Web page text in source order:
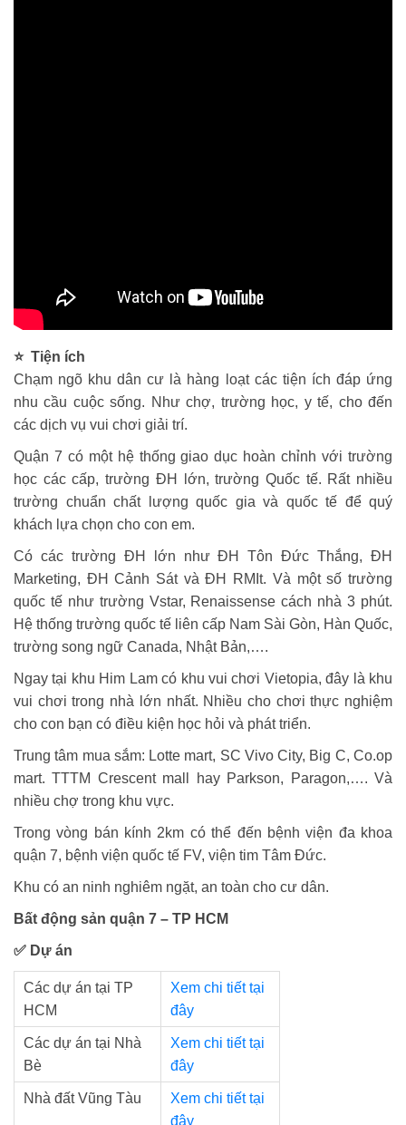
⭐ Tiện ích
Chạm ngõ khu dân cư là hàng loạt các tiện ích đáp ứng
nhu cầu cuộc sống. Như chợ, trường học, y tế, cho đến
các dịch vụ vui chơi giải trí.
Quận 7 có một hệ thống giao dục hoàn chỉnh với trường
học các cấp, trường ĐH lớn, trường Quốc tế. Rất nhiều
trường chuẩn chất lượng quốc gia và quốc tế để quý
khách lựa chọn cho con em.
Có các trường ĐH lớn như ĐH Tôn Đức Thắng, ĐH
Marketing, ĐH Cảnh Sát và ĐH RMIt. Và một số trường
quốc tế như trường Vstar, Renaissense cách nhà 3 phút.
Hệ thống trường quốc tế liên cấp Nam Sài Gòn, Hàn Quốc,
trường song ngữ Canada, Nhật Bản,….
Ngay tại khu Him Lam có khu vui chơi Vietopia, đây là khu
vui chơi trong nhà lớn nhất. Nhiều cho chơi thực nghiệm
cho con bạn có điều kiện học hỏi và phát triển.
Trung tâm mua sắm: Lotte mart, SC Vivo City, Big C, Co.op
mart. TTTM Crescent mall hay Parkson, Paragon,…. Và
nhiều chợ trong khu vực.
Trong vòng bán kính 2km có thể đến bệnh viện đa khoa
quận 7, bệnh viện quốc tế FV, viện tim Tâm Đức.
Khu có an ninh nghiêm ngặt, an toàn cho cư dân.
Bất động sản quận 7 – TP HCM
✅ Dự án
Các dự án tại TP
HCM
Xem chi tiết tại
đây
Các dự án tại Nhà
Bè
Xem chi tiết tại
đây
Nhà đất Vũng Tàu
Xem chi tiết tại
đây